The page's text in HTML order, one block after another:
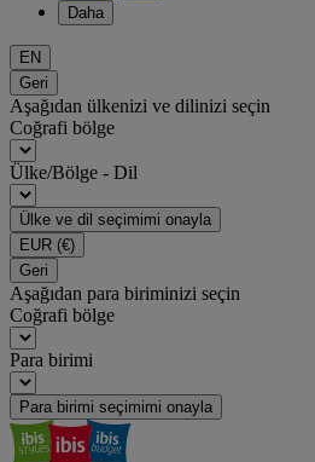
Daha
EN
Geri
Aşağıdan ülkenizi ve dilinizi seçin
Coğrafi bölge
Ülke/Bölge - Dil
Ülke ve dil seçimimi onayla
EUR (€)
Geri
Aşağıdan para biriminizi seçin
Coğrafi bölge
Para birimi
Para birimi seçimimi onayla